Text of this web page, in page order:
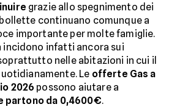
grazie allo spegnimento dei
continuano comunque a
importante per molte famiglie.
incidono infatti ancora sui
nelle abitazioni in cui il
Le offerte Gas a
2026 possono aiutare a
partono da 0,4600€.